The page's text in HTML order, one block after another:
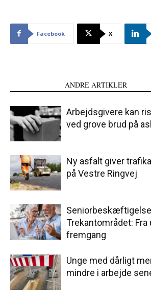
Facebook X
ANDRE ARTIKLER
Arbejdsgivere kan
ved grove brud på
Ny asfalt giver
på Vestre Ringvej
Trekantområdet: Fra
fremgang
Unge med dårligt
mindre i arbejde